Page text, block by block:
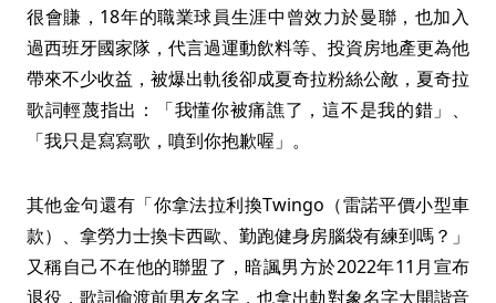
很會賺，18年的職業球員生涯中曾效力於曼聯，也加入
過西班牙國家隊，代言過運動飲料等、投資房地產更為他
帶來不少收益，被爆出軌後卻成夏奇拉粉絲公敵，夏奇拉
歌詞輕蔑指出：「我懂你被痛譙了，這不是我的錯」、
「我只是寫寫歌，噴到你抱歉喔」。
其他金句還有「你拿法拉利換Twingo（雷諾平價小型車
款）、拿勞力士換卡西歐、勤跑健身房腦袋有練到嗎？」
又稱自己不在他的聯盟了，暗諷男方於2022年11月宣布
退役，歌詞偷渡前男友名字，也拿出軌對象名字大開諧音